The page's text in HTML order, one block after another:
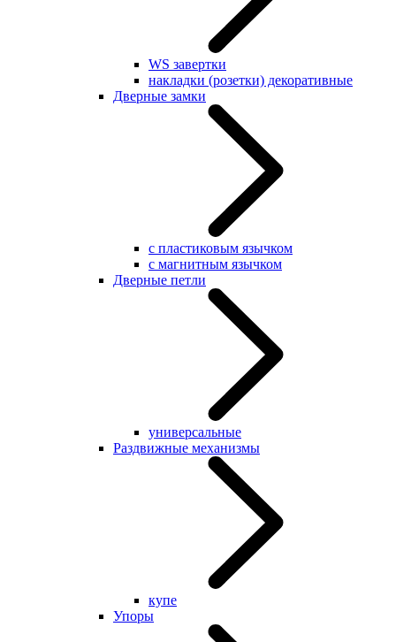
WS завертки
накладки (розетки) декоративные
Дверные замки
с пластиковым язычком
с магнитным язычком
Дверные петли
универсальные
Раздвижные механизмы
купе
Упоры